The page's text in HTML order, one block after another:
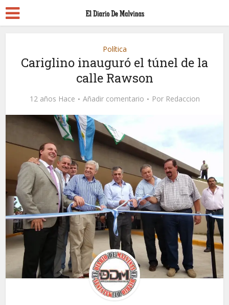
Política
Cariglino inauguró el túnel de la
calle Rawson
12 años Hace Añadir comentario Por Redaccion